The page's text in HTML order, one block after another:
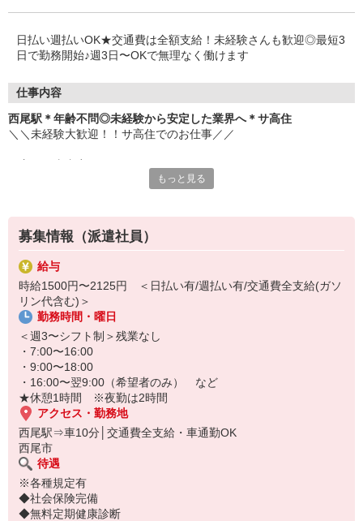
日払い週払いOK★交通費は全額支給！未経験さんも歓迎◎最短3
日で勤務開始♪週3日〜OKで無理なく働けます
仕事内容
西尾駅＊年齢不問◎未経験から安定した業界へ＊サ高住
＼＼未経験大歓迎！！サ高住でのお仕事／／
・生活相談やお話の相手 など
元コンビニ店員・アパレル販売・ホテルのフロントスタッフなど、
安定の医療福祉業界で働きたくて転職し、接客経験を活かして活躍
中のスタッフ多数。
お元気な入居者様が多く、スケジュールにもゆとりがあるため、バ
タバタせずに自分のペースで落ち着いて働けます♪
「安定した業界で長く働きたい」
「人と関わる仕事をしたい」
そんな方におすすめです！
ぜひ、お気軽にご応募ください♪
もっと見る
募集情報（派遣社員）
給与
時給1500円〜2125円 ＜日払い有/週払い有/交通費全支給(ガソ
リン代含む)＞
勤務時間・曜日
＜週3〜シフト制＞残業なし
・7:00〜16:00
・9:00〜18:00
・16:00〜翌9:00（希望者のみ） など
★休憩1時間 ※夜勤は2時間
アクセス・勤務地
西尾駅⇒車10分│交通費全支給・車通勤OK
西尾市
待遇
※各種規定有
◆社会保険完備
◆無料定期健康診断